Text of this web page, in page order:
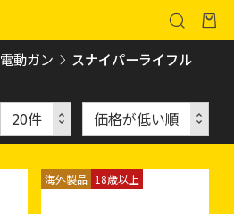
電動ガン スナイパーライフル
海外製品 18歳以上